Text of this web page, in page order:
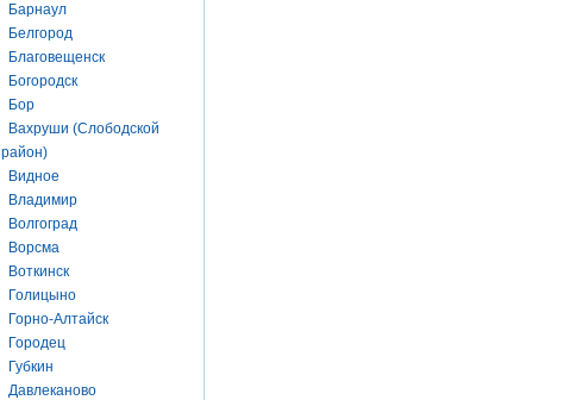
Барнаул
Белгород
Благовещенск
Богородск
Бор
Вахруши (Слободской
район)
Видное
Владимир
Волгоград
Ворсма
Воткинск
Голицыно
Горно-Алтайск
Городец
Губкин
Давлеканово